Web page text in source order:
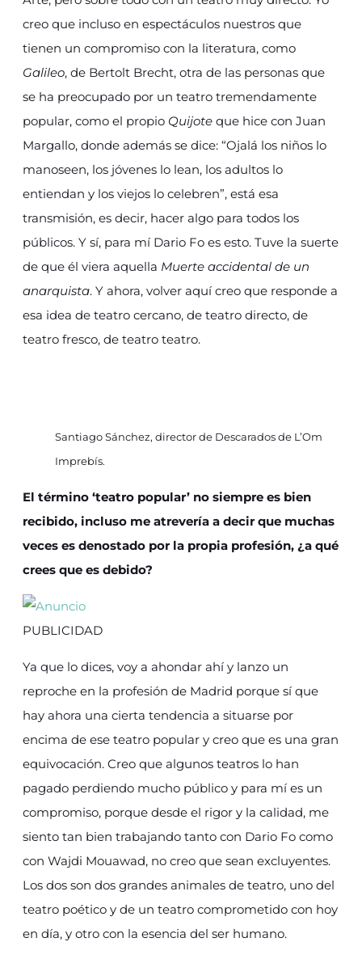
creo que incluso en espectáculos nuestros que
tienen un compromiso con la literatura, como
Galileo, de Bertolt Brecht, otra de las personas que
se ha preocupado por un teatro tremendamente
popular, como el propio Quijote que hice con Juan
Margallo, donde además se dice: “Ojalá los niños lo
manoseen, los jóvenes lo lean, los adultos lo
entiendan y los viejos lo celebren”, está esa
transmisión, es decir, hacer algo para todos los
públicos. Y sí, para mí Dario Fo es esto. Tuve la suerte
de que él viera aquella Muerte accidental de un
anarquista. Y ahora, volver aquí creo que responde a
esa idea de teatro cercano, de teatro directo, de
teatro fresco, de teatro teatro.
Santiago Sánchez, director de Descarados de L’Om
Imprebís.
El término ‘teatro popular’ no siempre es bien
recibido, incluso me atrevería a decir que muchas
veces es denostado por la propia profesión, ¿a qué
crees que es debido?
PUBLICIDAD
Ya que lo dices, voy a ahondar ahí y lanzo un
reproche en la profesión de Madrid porque sí que
hay ahora una cierta tendencia a situarse por
encima de ese teatro popular y creo que es una gran
equivocación. Creo que algunos teatros lo han
pagado perdiendo mucho público y para mí es un
compromiso, porque desde el rigor y la calidad, me
siento tan bien trabajando tanto con Dario Fo como
con Wajdi Mouawad, no creo que sean excluyentes.
Los dos son dos grandes animales de teatro, uno del
teatro poético y de un teatro comprometido con hoy
en día, y otro con la esencia del ser humano.